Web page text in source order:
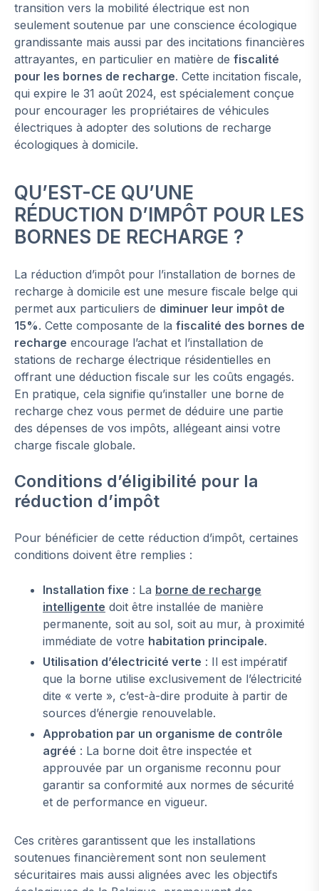
transition vers la mobilité électrique est non
seulement soutenue par une conscience écologique
grandissante mais aussi par des incitations financières
attrayantes, en particulier en matière de fiscalité
pour les bornes de recharge. Cette incitation fiscale,
qui expire le 31 août 2024, est spécialement conçue
pour encourager les propriétaires de véhicules
électriques à adopter des solutions de recharge
écologiques à domicile.
QU’EST-CE QU’UNE
RÉDUCTION D’IMPÔT POUR LES
BORNES DE RECHARGE ?
La réduction d’impôt pour l’installation de bornes de
recharge à domicile est une mesure fiscale belge qui
permet aux particuliers de diminuer leur impôt de
15%. Cette composante de la fiscalité des bornes de
recharge encourage l’achat et l’installation de
stations de recharge électrique résidentielles en
offrant une déduction fiscale sur les coûts engagés.
En pratique, cela signifie qu’installer une borne de
recharge chez vous permet de déduire une partie
des dépenses de vos impôts, allégeant ainsi votre
charge fiscale globale.
Conditions d’éligibilité pour la
réduction d’impôt
Pour bénéficier de cette réduction d’impôt, certaines
conditions doivent être remplies :
Installation fixe : La borne de recharge
intelligente doit être installée de manière
permanente, soit au sol, soit au mur, à proximité
immédiate de votre habitation principale.
Utilisation d’électricité verte : Il est impératif
que la borne utilise exclusivement de l’électricité
dite « verte », c’est-à-dire produite à partir de
sources d’énergie renouvelable.
Approbation par un organisme de contrôle
agréé : La borne doit être inspectée et
approuvée par un organisme reconnu pour
garantir sa conformité aux normes de sécurité
et de performance en vigueur.
Ces critères garantissent que les installations
soutenues financièrement sont non seulement
sécuritaires mais aussi alignées avec les objectifs